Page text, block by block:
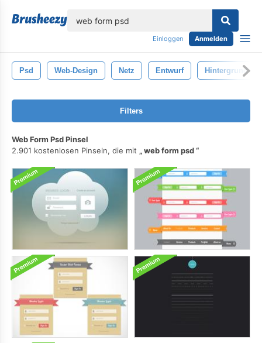
Einloggen Anmelden
Psd Web-Design Netz Entwurf Hintergrund
Filters
Web Form Psd Pinsel
2.901 kostenlosen Pinseln, die mit
web form psd